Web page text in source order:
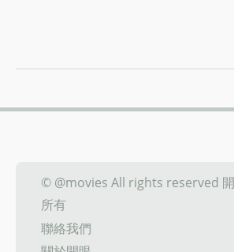
© @movies All rights reserved
所有
聯絡我們